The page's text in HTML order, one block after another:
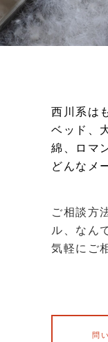
西川系は
ベッド、
綿、ロマ
どんなメ
ご相談方
ル、なん
気軽にご
問